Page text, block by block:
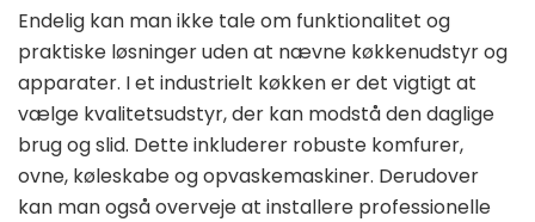
Endelig kan man ikke tale om funktionalitet og
praktiske løsninger uden at nævne køkkenudstyr og
apparater. I et industrielt køkken er det vigtigt at
vælge kvalitetsudstyr, der kan modstå den daglige
brug og slid. Dette inkluderer robuste komfurer,
ovne, køleskabe og opvaskemaskiner. Derudover
kan man også overveje at installere professionelle